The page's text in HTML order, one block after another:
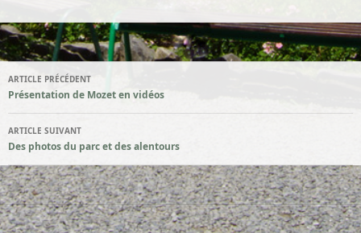
Navigation des articles
ARTICLE PRÉCÉDENT
Présentation de Mozet en vidéos
ARTICLE SUIVANT
Des photos du parc et des alentours